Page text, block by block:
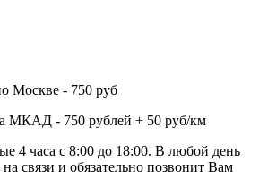
Москве - 750 руб
МКАД - 750 рублей + 50 руб/км
4 часа с 8:00 до 18:00. В любой день
связи и обязательно позвонит Вам